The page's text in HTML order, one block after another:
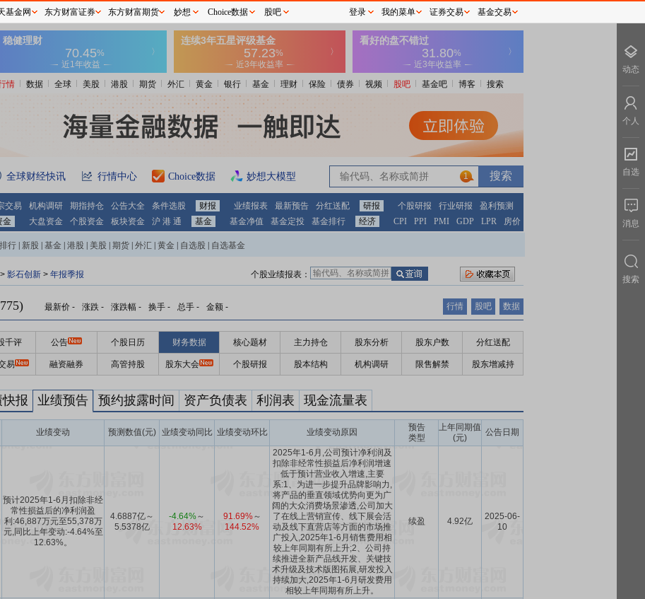
情 数据 全球 美股 港股 期货 外汇 黄金 银行 基金 理财 保险 债券 视频 股吧 基金吧 博客 搜索
全球财经快讯 行情中心 Choice数据 妙想大模型 1
交易 机构调研 期指持仓 公告大全 条件选股 财报 业绩报表 最新预告 分红送配 研报 个股研报 行业研报
盈利预测
金 大盘资金 个股资金 板块资金 沪 港 通 基金 基金净值 基金定投 基金排行 经济 CPI PPI PMI GDP LPR 房价
排行 新股 基金 港股 美股 期货 外汇 黄金 自选股 自选基金
> 影石创新 > 年报季报 个股业绩报表：
最新价 - 涨跌 - 涨跌幅 - 换手 - 总手 - 金额 - 行情 股吧 数据
千评 公告 个股日历 财务数据 核心题材 主力持仓 股东分析 股东户数 分红送配
易 融资融券 高管持股 股东大会 个股研报 股本结构 机构调研 限售解禁 股东增减持
快报 业绩预告 预约披露时间 资产负债表 利润表 现金流量表
业绩变动 预测数值(元) 业绩变动同比 业绩变动环比 业绩变动原因
预告
类型
上年同期值
(元)
公告日期
预计2025年1-6月扣除非经
常性损益后的净利润盈
利:46,887万元至55,378万
元,同比上年变动:-4.64%至
12.63%。
4.6887亿～
5.5378亿
-4.64%～
12.63%
91.69%～
144.52%
2025年1-6月,公司预计净利润及
扣除非经常性损益后净利润增速
低于预计营业收入增速,主要
系:1、为进一步提升品牌影响力,
将产品的垂直领域优势向更为广
阔的大众消费场景渗透,公司加大
了在线上营销宣传、线下展会活
动及线下直营店等方面的市场推
广投入,2025年1-6月销售费用相
较上年同期有所上升;2、公司持
续推进全新产品线开发、关键技
术升级及技术版图拓展,研发投入
持续加大,2025年1-6月研发费用
相较上年同期有所上升。
续盈 4.92亿
2025-06-
10
基金网 东方财富证券 东方财富期货 妙想 Choice数据 股吧 登录 我的菜单 证券交易 基金交易
动态
个人
自选
消息
搜索